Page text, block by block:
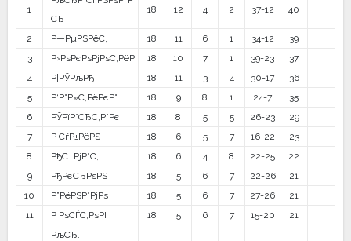
1
СЂ
18 12 4 2 37-12 40
2 Р—РµРЅРёС‚ 18 11 6 1 34-12
39
3
Р›РѕРєРѕРјРѕС‚РёРІ 18 10 7 1 39-23
37
4
Р¦РЎРљРђ 18 11 3 4 30-17
36
5
Р‘Р°Р»С‚РёРєР° 18 9 8 1 24-7
35
6
РЎРїР°СЂС‚Р°Рє 18 8 5 5 26-23
29
7
Р СѓР±РёРЅ 18 6 5 7 16-22
23
8
РђС…РјР°С‚ 18 6 4 8 22-25
22
9
РђРєСЂРѕРЅ 18 5 6 7 22-26
21
10
Р”РёРЅР°РјРѕ 18 5 6 7 27-26
21
11
Р РѕСЃС‚РѕРІ 18 5 6 7 15-20 21
РљСЂ.